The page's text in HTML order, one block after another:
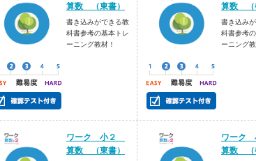
算数 （東書）
書き込みができる教
科書参考の基本トレ
ーニング教材！
算数 （
書き込み
科書参考
ーニング教
ワーク 小２
算数 （東書）
ワーク
算数 （